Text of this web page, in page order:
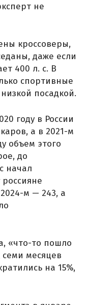
не
кроссоверы,
даже если
400 л. с. В
спортивные
посадкой.
году в России
а в 2021-м
объем этого
до
начал
россияне
м — 243, а
«что-то пошло
месяцев
на 15%,